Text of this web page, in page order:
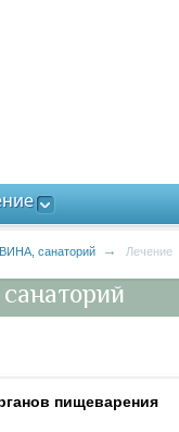
санаторий Лечение
пищеварения